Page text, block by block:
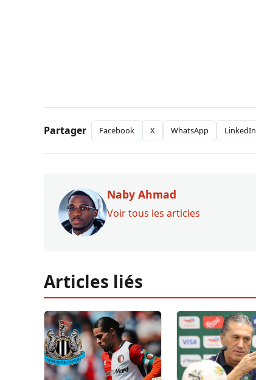
Partager Facebook X WhatsApp LinkedIn
Naby Ahmad
Voir tous les articles
Articles liés